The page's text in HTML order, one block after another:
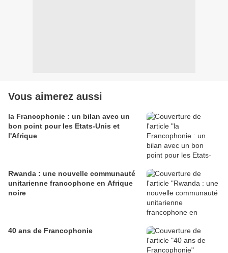
Vous aimerez aussi
la Francophonie : un bilan avec un
bon point pour les Etats-Unis et
l'Afrique
Rwanda : une nouvelle communauté
unitarienne francophone en Afrique
noire
40 ans de Francophonie